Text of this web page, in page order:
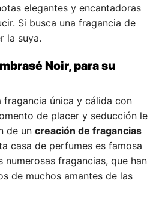
elegantes y encantadoras
Si busca una fragancia de
la suya.
Noir, para su
fragancia única y cálida con
de placer y seducción le
de un creación de fragancias
casa de perfumes es famosa
numerosas fragancias, que han
de muchos amantes de las